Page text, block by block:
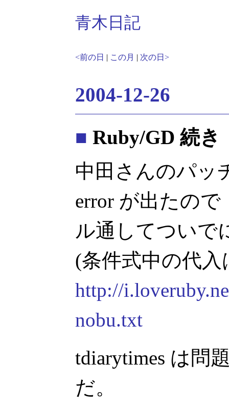
青木日記
<前の日 | この月 | 次の日>
2004-12-26
■ Ruby/GD 続き
中田さんのパッ
error が出たの
ル通してついで
(条件式中の代
http://
nobu.txt
tdiarytimes は問
だ。